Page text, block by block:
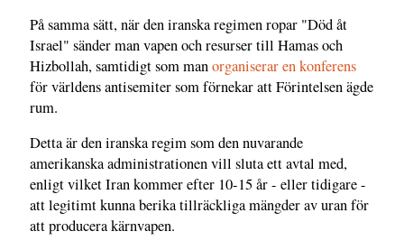
På samma sätt, när den iranska regimen ropar "Död åt
Israel" sänder man vapen och resurser till Hamas och
Hizbollah, samtidigt som manorganiserar en konferens
för världens antisemiter som förnekar att Förintelsen ägde
rum.
Detta är den iranska regim som den nuvarande
amerikanska administrationen vill sluta ett avtal med,
enligt vilket Iran kommer efter 10-15 år - eller tidigare -
att legitimt kunna berika tillräckliga mängder av uran för
att producera kärnvapen.